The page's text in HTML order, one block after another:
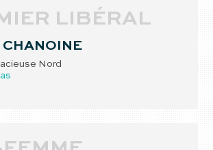
LIBÉRAL
CHANOINE
Nord